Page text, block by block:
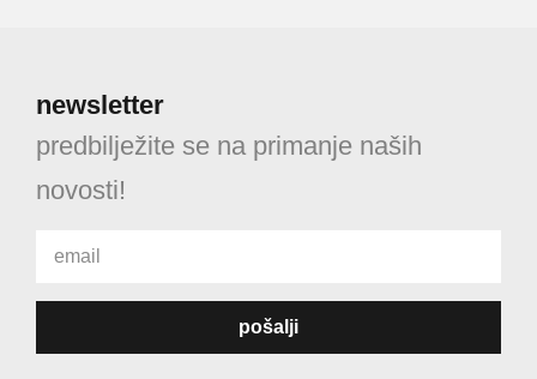
newsletter
predbilježite se na primanje naših
novosti!